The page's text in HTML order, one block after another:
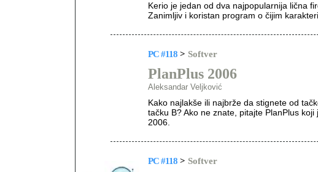
Kerio je jedan od dva najpopularnija lična
Zanimljiv i koristan program o čijim
PC #118 > Softver
PlanPlus 2006
Aleksandar Veljković
Kako najlakše ili najbrže da stignete od
tačku B? Ako ne znate, pitajte PlanPlus
2006.
PC #118 > Softver